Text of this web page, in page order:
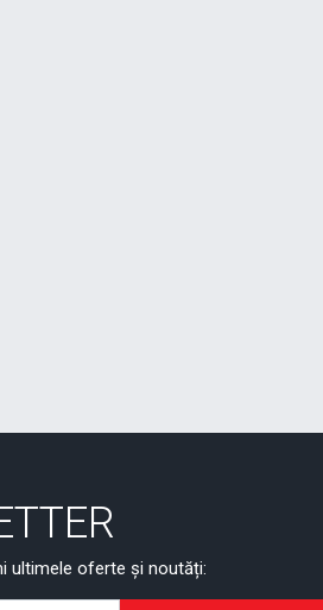
ultimele oferte și noutăți: